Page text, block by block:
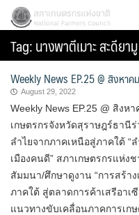
Skip
content
สภาเกษตรกรแห่งชาติ
Tag:นางพาตีเมาะ สะดียามู
Weekly News EP.25 @ สิงหา
August 29, 2022
Weekly News EP.25 @ สิงห
เกษตรกรจังหวัดสุราษฎร์ธานี
ลำไยจากภาคเหนือสู่ภาคใต้ “
เมืองคนดี” สภาเกษตรกรแห่ง
สัมมนา/ศึกษาดูงาน “การสร้า
ภาคใต้ สู่ตลาดการค้าเสรีอาเ
แนวทางขับเคลื่อนภาคการเก